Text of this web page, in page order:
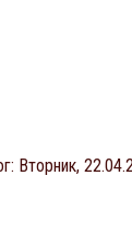
: Вторник,